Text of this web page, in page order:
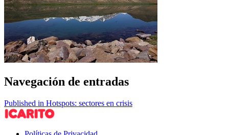
Navegación de entradas
Published in Hotspots: sectores en crisis